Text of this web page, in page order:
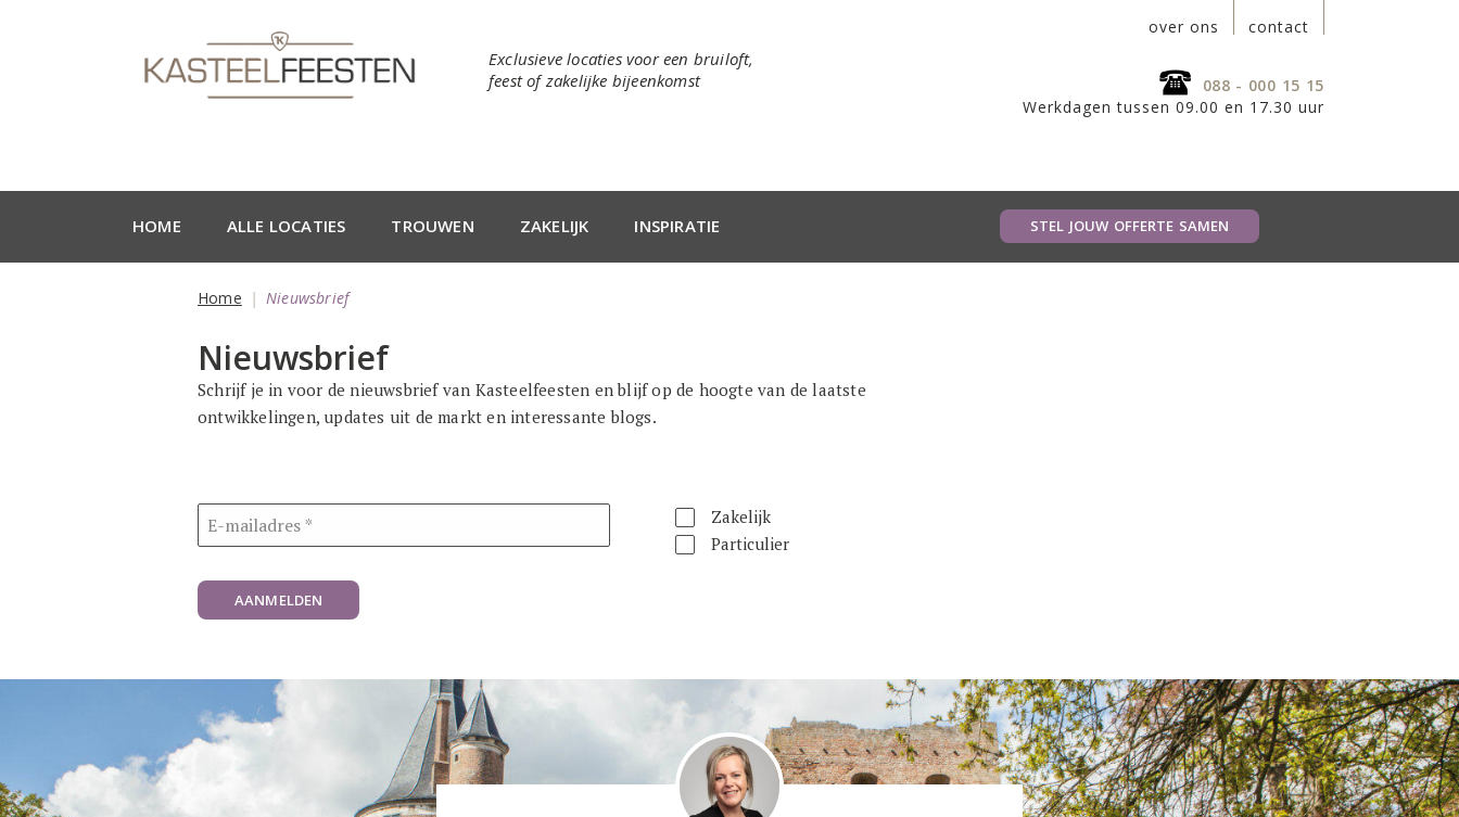
Exclusieve locaties voor een bruiloft,
feest of zakelijke bijeenkomst
over ons contact
088 - 000 15 15
Werkdagen tussen 09.00 en 17.30 uur
HOME ALLE LOCATIES TROUWEN ZAKELIJK INSPIRATIE STEL JOUW OFFERTE SAMEN
Home Nieuwsbrief
Nieuwsbrief
Schrijf je in voor de nieuwsbrief van Kasteelfeesten en blijf op de hoogte van de laatste
ontwikkelingen, updates uit de markt en interessante blogs.
Zakelijk
Particulier
AANMELDEN